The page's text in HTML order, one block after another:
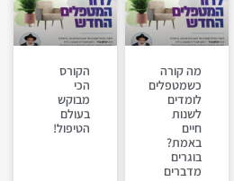
מה קורה
כשמטפלים
לומדים
לשנות
חיים
באמת?
בוגרים
מדברים
הקורס
הכי
מבוקש
בעולם
הטיפול!